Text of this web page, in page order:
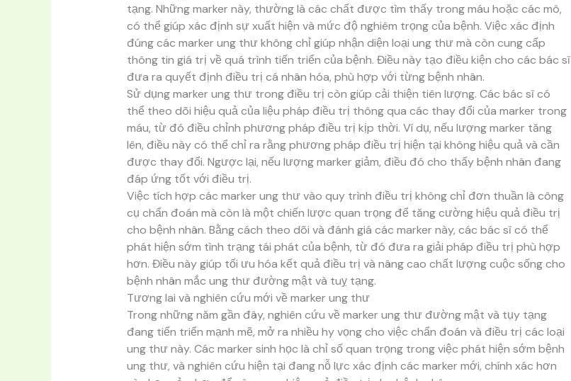
tạng. Những marker này, thường là các chất được tìm thấy trong máu hoặc các mô,
có thể giúp xác định sự xuất hiện và mức độ nghiêm trọng của bệnh. Việc xác định
đúng các marker ung thư không chỉ giúp nhận diện loại ung thư mà còn cung cấp
thông tin giá trị về quá trình tiến triển của bệnh. Điều này tạo điều kiện cho các bác sĩ
đưa ra quyết định điều trị cá nhân hóa, phù hợp với từng bệnh nhân.
Sử dụng marker ung thư trong điều trị còn giúp cải thiện tiên lượng. Các bác sĩ có
thể theo dõi hiệu quả của liệu pháp điều trị thông qua các thay đổi của marker trong
máu, từ đó điều chỉnh phương pháp điều trị kịp thời. Ví dụ, nếu lượng marker tăng
lên, điều này có thể chỉ ra rằng phương pháp điều trị hiện tại không hiệu quả và cần
được thay đổi. Ngược lại, nếu lượng marker giảm, điều đó cho thấy bệnh nhân đang
đáp ứng tốt với điều trị.
Việc tích hợp các marker ung thư vào quy trình điều trị không chỉ đơn thuần là công
cụ chẩn đoán mà còn là một chiến lược quan trọng để tăng cường hiệu quả điều trị
cho bệnh nhân. Bằng cách theo dõi và đánh giá các marker này, các bác sĩ có thể
phát hiện sớm tình trạng tái phát của bệnh, từ đó đưa ra giải pháp điều trị phù hợp
hơn. Điều này giúp tối ưu hóa kết quả điều trị và nâng cao chất lượng cuộc sống cho
bệnh nhân mắc ung thư đường mật và tuỵ tạng.
Tương lai và nghiên cứu mới về marker ung thư
Trong những năm gần đây, nghiên cứu về marker ung thư đường mật và tụy tạng
đang tiến triển mạnh mẽ, mở ra nhiều hy vọng cho việc chẩn đoán và điều trị các loại
ung thư này. Các marker sinh học là chỉ số quan trọng trong việc phát hiện sớm bệnh
ung thư, và nghiên cứu hiện tại đang nỗ lực xác định các marker mới, chính xác hơn